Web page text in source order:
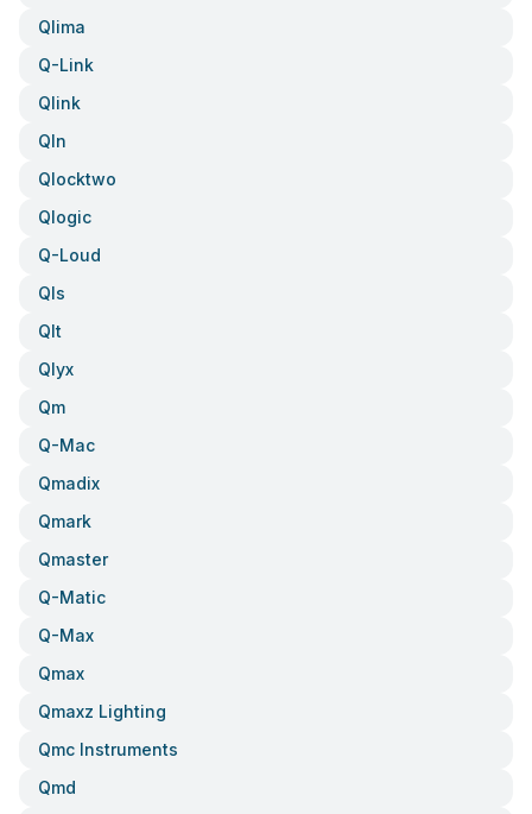
Qlima
Q-Link
Qlink
Qln
Qlocktwo
Qlogic
Q-Loud
Qls
Qlt
Qlyx
Qm
Q-Mac
Qmadix
Qmark
Qmaster
Q-Matic
Q-Max
Qmax
Qmaxz Lighting
Qmc Instruments
Qmd